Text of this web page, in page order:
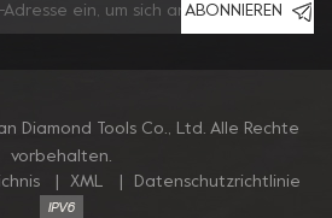
ABONNIEREN
Diamond Tools Co., Ltd. Alle Rechte
vorbehalten.
XML Datenschutzrichtlinie